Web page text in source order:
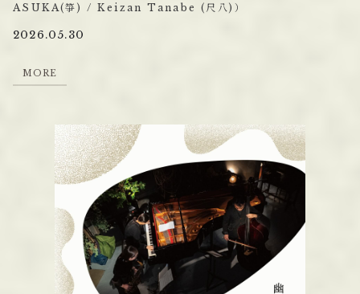
ASUKA(箏) / Keizan Tanabe (尺八)）
2026.05.30
MORE
MORE